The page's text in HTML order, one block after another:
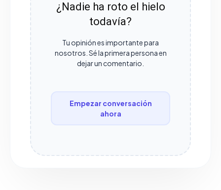
¿Nadie ha roto el hielo
todavía?
Tu opinión es importante para
nosotros. Sé la primera persona en
dejar un comentario.
Empezar conversación
ahora